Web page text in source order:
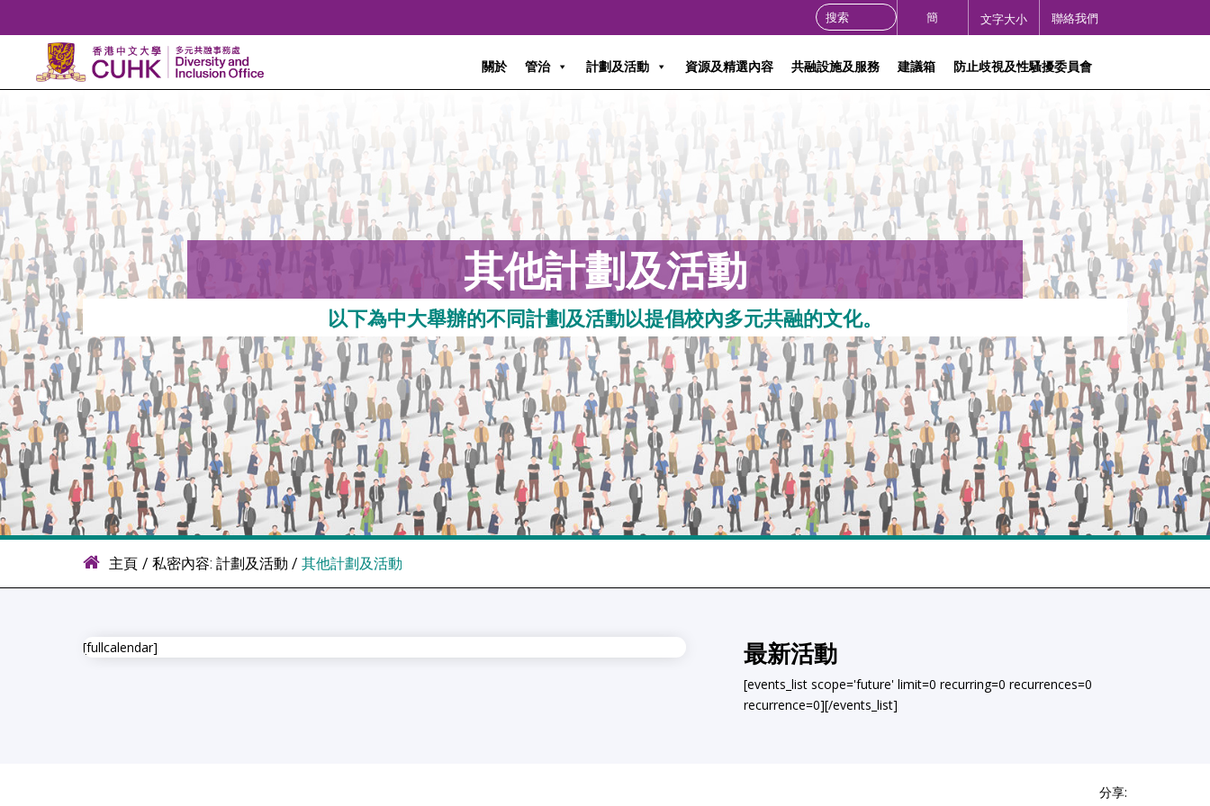
Search the site: 簡 文字大小 聯絡我們
關於 管治 計劃及活動 資源及精選內容 共融設施及服務 建議箱 防止歧視及性騷擾委員會
其他計劃及活動
以下為中大舉辦的不同計劃及活動以提倡校內多元共融的文化。
主頁 / 私密內容: 計劃及活動 / 其他計劃及活動
[fullcalendar] 最新活動
[events_list scope='future' limit=0 recurring=0 recurrences=0
recurrence=0][/events_list]
分享: